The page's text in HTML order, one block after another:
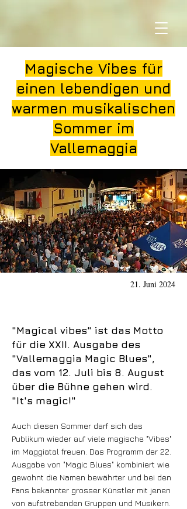
Magische Vibes für
einen lebendigen und
warmen musikalischen
Sommer im
Vallemaggia
21. Juni 2024
"Magical vibes" ist das Motto
für die XXII. Ausgabe des
"Vallemaggia Magic Blues",
das vom 12. Juli bis 8. August
über die Bühne gehen wird.
"It's magic!"
Auch diesen Sommer darf sich das
Publikum wieder auf viele magische "Vibes"
im Maggiatal freuen. Das Programm der 22.
Ausgabe von "Magic Blues" kombiniert wie
gewohnt die Namen bewährter und bei den
Fans bekannter grosser Künstler mit jenen
von aufstrebenden Gruppen und Musikern.